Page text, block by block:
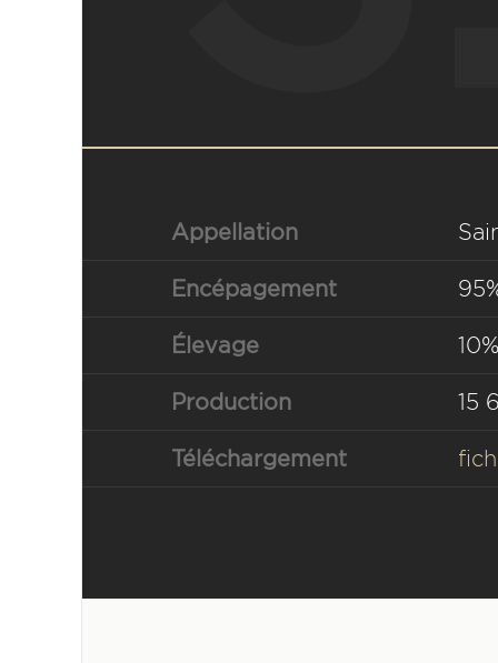
Appellation
Encépagement
Élevage
Production 15
Téléchargement